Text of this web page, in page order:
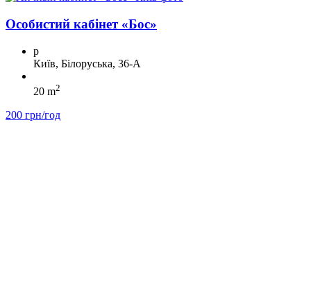
Особистий кабінет «Бос»
p
Київ, Білоруська, 36-А
20 m2
200 грн/год